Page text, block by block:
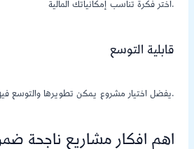
اختر فكرة تناسب إمكانياتك المالية.
قابلية التوسع
يفضل اختيار مشروع يمكن تطويرها والتوسع فيها مستقبلًا.
اهم افكار مشاريع ناجحة